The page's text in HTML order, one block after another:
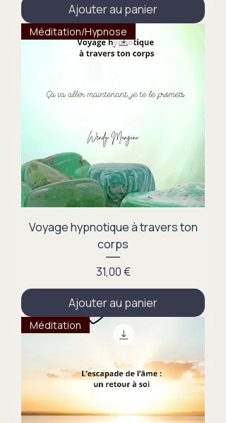
Ajouter au panier
Méditation/Hypnose
Voyage hypnotique à travers ton
corps
Prix
31,00 €
Ajouter au panier
Méditation